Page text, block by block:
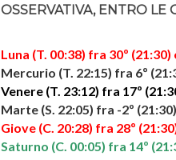
OSSERVATIVA, ENTRO LE
Luna (T. 00:38) fra 30º
Mercurio (T. 22:15) fra 6º
Venere (T. 23:12) fra 17º
Marte (S. 22:05) fra -2º
Giove (C. 20:28) fra 28º
Saturno (C. 00:05) fra 14º